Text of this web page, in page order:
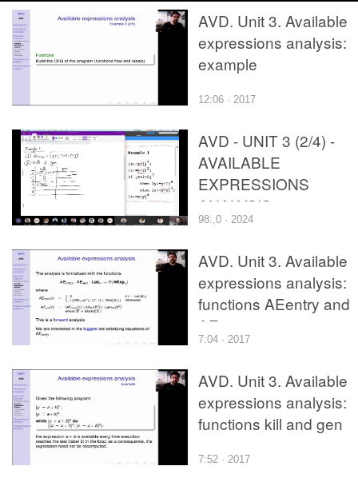
AVD. Unit 3. Available
expressions analysis:
example
12:06 · 2017
AVD - UNIT 3 (2/4) -
AVAILABLE
EXPRESSIONS
ANALYSIS
98:,0 · 2024
AVD. Unit 3. Available
expressions analysis:
functions AEentry and
AEexit
7:04 · 2017
AVD. Unit 3. Available
expressions analysis:
functions kill and gen
7:52 · 2017